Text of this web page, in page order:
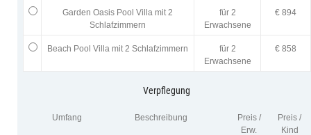
Garden Oasis Pool Villa mit 2
Schlafzimmern
für 2
Erwachsene
€ 894
Beach Pool Villa mit 2 Schlafzimmern
für 2
Erwachsene
€ 858
Verpflegung
Umfang Beschreibung
Preis /
Erw.
Preis /
Kind